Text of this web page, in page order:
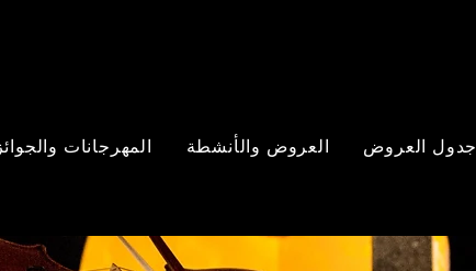
جدول العروض العروض والأنشطة المهرجانات